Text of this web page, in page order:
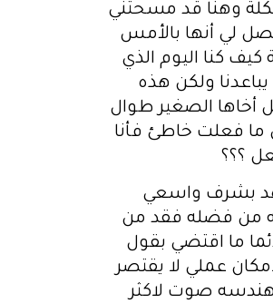
وهنا قد مسحتني
لي أنها بالأمس
كنا اليوم الذي
ولكن هذه
أخاها الصغير طوال
أن ما فعلت خاطئ فأنا
؟؟؟
بشرف واسعي
من فضله فقد من
ما اقتضي بقول
عملي لا يقتصر
صوت لاكثر